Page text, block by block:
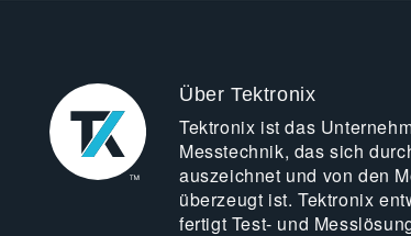
Über Tektronix
Tektronix ist das
Messtechnik, das sich
auszeichnet und von den
überzeugt ist. Tektronix
fertigt Test- und